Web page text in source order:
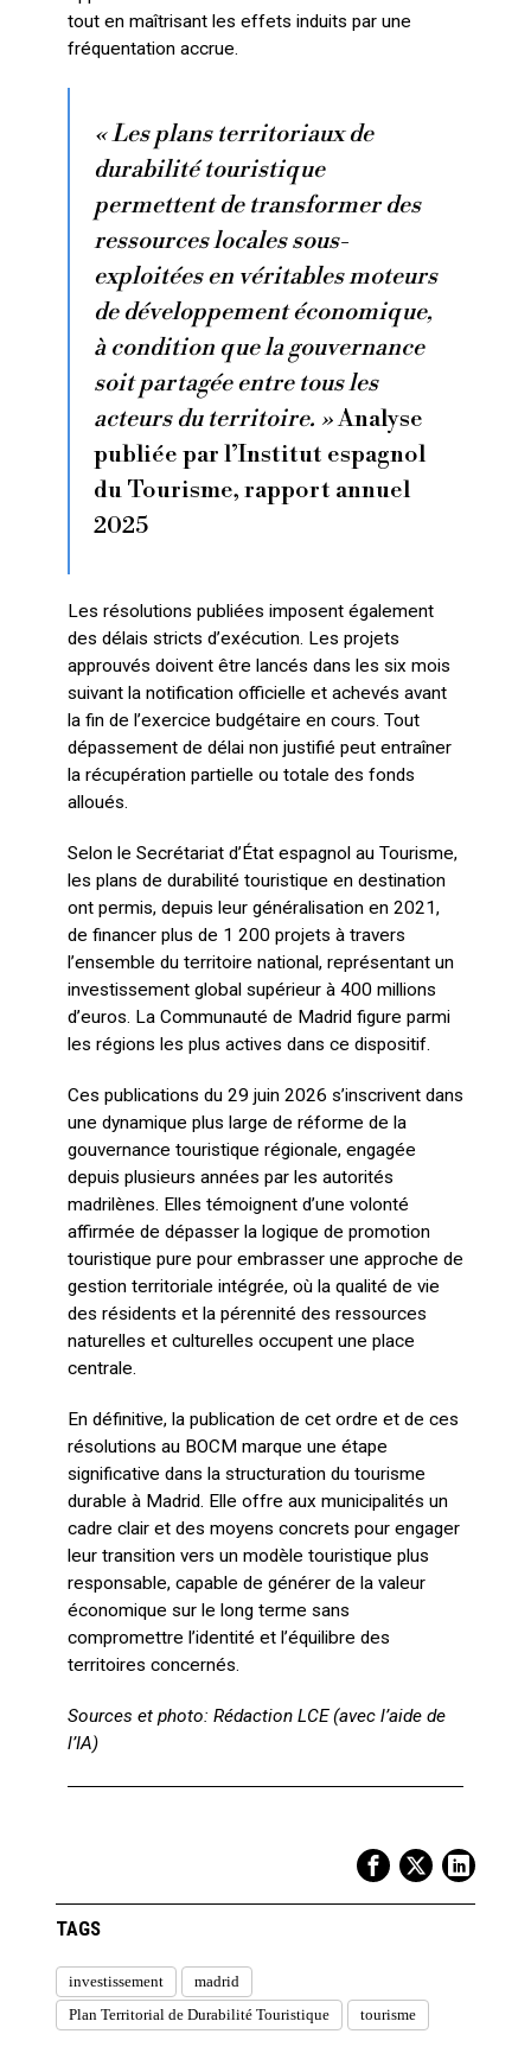
tout en maîtrisant les effets induits par une
fréquentation accrue.
« Les plans territoriaux de
durabilité touristique
permettent de transformer des
ressources locales sous-
exploitées en véritables moteurs
de développement économique,
à condition que la gouvernance
soit partagée entre tous les
acteurs du territoire. »Analyse
publiée par l’Institut espagnol
du Tourisme, rapport annuel
2025
Les résolutions publiées imposent également
des délais stricts d’exécution. Les projets
approuvés doivent être lancés dans les six mois
suivant la notification officielle et achevés avant
la fin de l’exercice budgétaire en cours. Tout
dépassement de délai non justifié peut entraîner
la récupération partielle ou totale des fonds
alloués.
Selon le Secrétariat d’État espagnol au Tourisme,
les plans de durabilité touristique en destination
ont permis, depuis leur généralisation en 2021,
de financer plus de 1 200 projets à travers
l’ensemble du territoire national, représentant un
investissement global supérieur à 400 millions
d’euros. La Communauté de Madrid figure parmi
les régions les plus actives dans ce dispositif.
Ces publications du 29 juin 2026 s’inscrivent dans
une dynamique plus large de réforme de la
gouvernance touristique régionale, engagée
depuis plusieurs années par les autorités
madrilènes. Elles témoignent d’une volonté
affirmée de dépasser la logique de promotion
touristique pure pour embrasser une approche de
gestion territoriale intégrée, où la qualité de vie
des résidents et la pérennité des ressources
naturelles et culturelles occupent une place
centrale.
En définitive, la publication de cet ordre et de ces
résolutions au BOCM marque une étape
significative dans la structuration du tourisme
durable à Madrid. Elle offre aux municipalités un
cadre clair et des moyens concrets pour engager
leur transition vers un modèle touristique plus
responsable, capable de générer de la valeur
économique sur le long terme sans
compromettre l’identité et l’équilibre des
territoires concernés.
Sources et photo: Rédaction LCE (avec l’aide de
l’IA)
TAGS
investissement
madrid
Plan Territorial de Durabilité Touristique
tourisme